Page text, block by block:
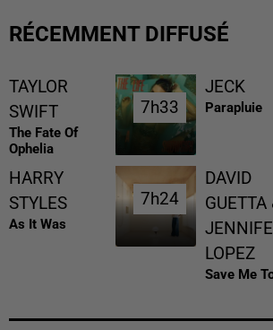
RÉCEMMENT DIFFUSÉ
TAYLOR
SWIFT
The Fate Of
Ophelia
7h33
7h33
JECK
Parapluie
HARRY
STYLES
As It Was
7h24
7h24
DAVID
GUETTA
LOPEZ
Save Me